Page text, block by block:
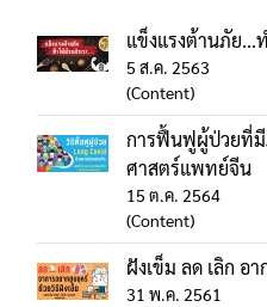
แข็งแรงต้านภัย...
5 ส.ค. 2563
(Content)
การฟื้นฟูผู้ป่วยที่มี
ศาสตร์แพทย์จีน
15 ต.ค. 2564
(Content)
ฝังเข็ม ลด เลิก อ
31 พ.ค. 2561